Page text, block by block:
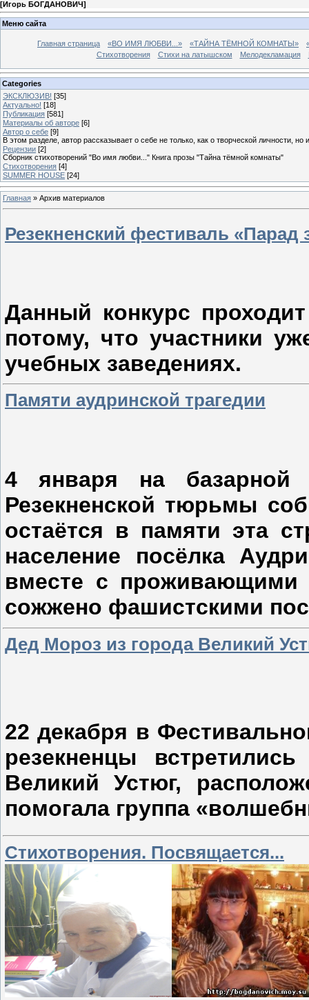
[Игорь БОГДАНОВИЧ]
Меню сайта
Главная страница «ВО ИМЯ ЛЮБВИ...» «ТАЙНА ТЁМНОЙ КОМНАТЫ»
Стихотворения
Стихи на латышском Мелодекламация
Categories
ЭКСКЛЮЗИВ! [35]
Актуально! [18]
Публикация [581]
Материалы об авторе [6]
Автор о себе [9]
В этом разделе, автор рассказывает о себе не только, как о творческой личности,
Рецензии [2]
Сборник стихотворений "Во имя любви..." Книга прозы "Тайна тёмной комнаты"
Стихотворения [4]
SUMMER HOUSE [24]
Главная » Архив материалов
Резекненский фестиваль «Парад
Данный конкурс
потому, что участники
учебных заведениях.
Памяти аудринской трагедии
4 января на базарной
Резекненской тюрьмы
остаётся в памяти эта
население посёлка
вместе с
сожжено фашистскими
Дед Мороз из города Великий
22 декабря в
резекненцы
Великий Устюг,
помогала группа
Стихотворения. Посвящается...